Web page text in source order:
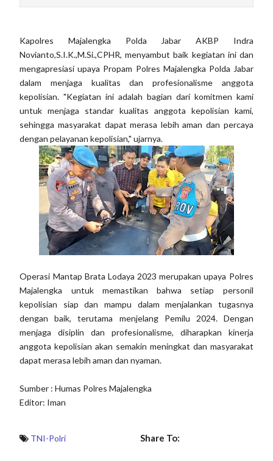
Kapolres Majalengka Polda Jabar AKBP Indra
Novianto,S.I.K.,M.Si.,CPHR, menyambut baik kegiatan ini dan
mengapresiasi upaya Propam Polres Majalengka Polda Jabar
dalam menjaga kualitas dan profesionalisme anggota
kepolisian. "Kegiatan ini adalah bagian dari komitmen kami
untuk menjaga standar kualitas anggota kepolisian kami,
sehingga masyarakat dapat merasa lebih aman dan percaya
dengan pelayanan kepolisian," ujarnya.
Operasi Mantap Brata Lodaya 2023 merupakan upaya Polres
Majalengka untuk memastikan bahwa setiap personil
kepolisian siap dan mampu dalam menjalankan tugasnya
dengan baik, terutama menjelang Pemilu 2024. Dengan
menjaga disiplin dan profesionalisme, diharapkan kinerja
anggota kepolisian akan semakin meningkat dan masyarakat
dapat merasa lebih aman dan nyaman.
Sumber : Humas Polres Majalengka
Editor: Iman
TNI-Polri Share To: